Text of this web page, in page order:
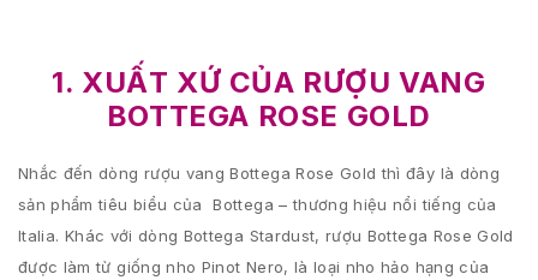
1. XUẤT XỨ CỦA RƯỢU VANG
BOTTEGA ROSE GOLD
Nhắc đến dòng rượu vang Bottega Rose Gold thì đây là dòng
sản phẩm tiêu biểu của Bottega – thương hiệu nổi tiếng của
Italia. Khác với dòng Bottega Stardust, rượu Bottega Rose Gold
được làm từ giống nho Pinot Nero, là loại nho hảo hạng của